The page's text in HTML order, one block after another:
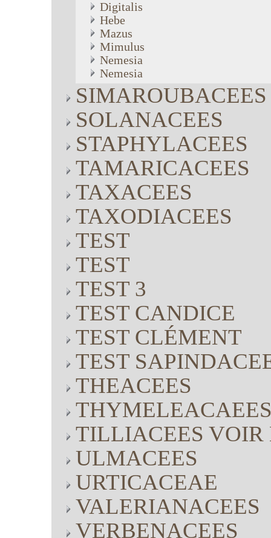
Digitalis
Hebe
Mazus
Mimulus
Nemesia
Nemesia
SIMAROUBACEES
SOLANACEES
STAPHYLACEES
TAMARICACEES
TAXACEES
TAXODIACEES
TEST
TEST
TEST 3
TEST CANDICE
TEST CLÉMENT
TEST
THEACEES
TILLIACEES VOIR
ULMACEES
URTICACEAE
VALERIANACEES
VERBENACEES